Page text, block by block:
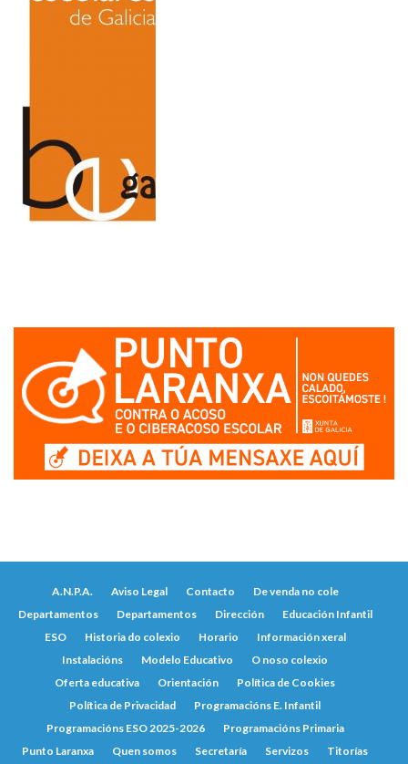
A.N.P.A. Aviso Legal Contacto
De venda no cole
Departamentos
Departamentos Dirección
Educación Infantil
ESO
Historia do colexio Horario
Información xeral
Instalacións
Modelo Educativo
O noso colexio
Oferta educativa
Orientación
Política de Cookies
Política de Privacidad
Programacións E. Infantil
Programacións ESO 2025-2026
Programacións Primaria
Punto Laranxa
Quen somos Secretaría Servizos Titorías